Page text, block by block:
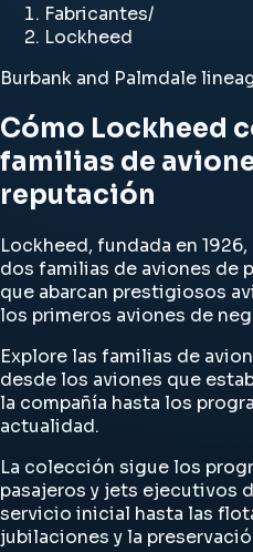
Fabricantes/
Lockheed
Burbank and Palmdale
Cómo Lockheed
familias de
reputación
Lockheed, fundada en
dos familias de aviones de
que abarcan prestigiosos
los primeros aviones de
Explore las familias de
desde los aviones que
la compañía hasta los
actualidad.
La colección sigue los
pasajeros y jets ejecutivos
servicio inicial hasta las
jubilaciones y la